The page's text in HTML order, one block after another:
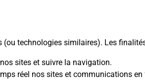
(ou technologies similaires). Les
sites et suivre la navigation.
réel nos sites et communications